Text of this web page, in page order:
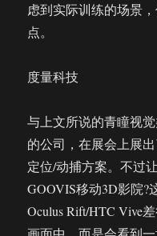
虑到实际训练的场景
点。
度量科技
与上文所说的青瞳视
的公司，在展会上展
定位/动捕方案。不过
GOOVIS移动3D影院?
Oculus Rift/HTC Vive